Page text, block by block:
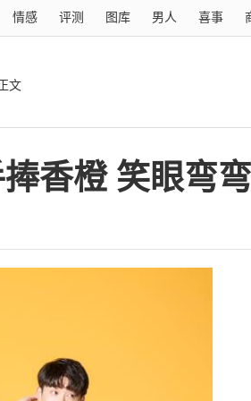
情感 评测 图库 男人 喜事
文
香橙 笑眼弯